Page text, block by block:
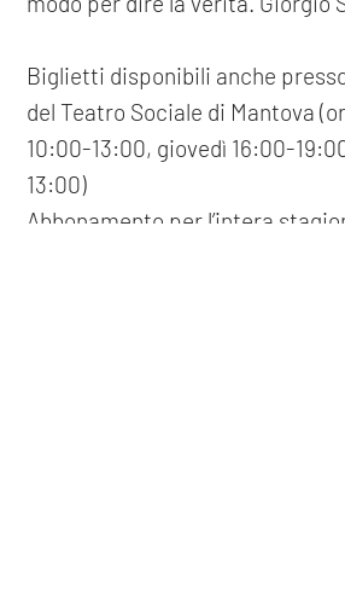
Biglietti disponibili anche
del Teatro Sociale di Mantova
10:00-13:00, giovedì 16:00-
13:00)
Abbonamento per l’intera